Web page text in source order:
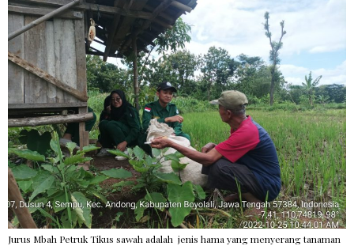
Jurus Mbah Petruk Tikus sawah adalah jenis hama yang menyerang tanaman